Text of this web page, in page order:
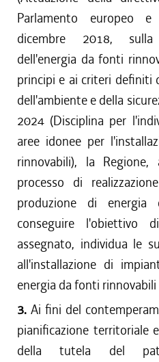
Parlamento europeo
dicembre 2018,
dell'energia da fonti
principi e ai criteri definiti
dell'ambiente e della
2024 (Disciplina per
aree idonee per
rinnovabili), la
processo di
produzione di
conseguire l'obiettivo
assegnato, individua le
all'installazione di
energia da fonti
3. Ai fini del
pianificazione territoriale
della tutela del